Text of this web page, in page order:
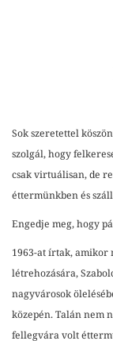
Sok szeretettel
szolgál, hogy
csak virtuálisan, de
éttermünkben és
Engedje meg, hogy
1963-at írtak, amikor
létrehozására,
nagyvárosok
közepén. Talán nem
fellegvára volt